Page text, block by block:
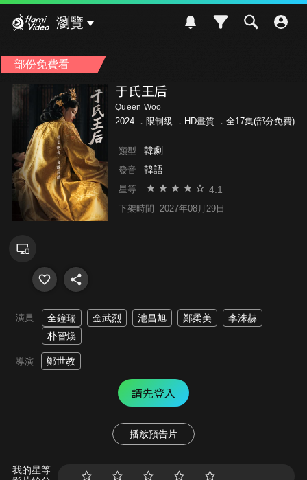
瀏覽
部份免費看
于氏王后
Queen Woo
2024 ． 限制級 ．HD畫質 ．全17集(部分免費)
類型 韓劇
發音 韓語
星等 4.1
下架時間 2027年08月29日
演員 全鐘瑞 金武烈 池昌旭 鄭柔美
李洙赫
朴智煥
導演 鄭世教
請先登入
播放預告片
我的星等